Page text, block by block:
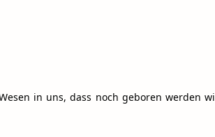
in uns, dass noch geboren werden